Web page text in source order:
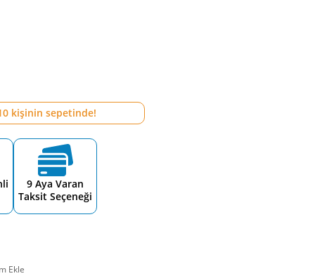
kişinin sepetinde!
9 Aya Varan
Taksit Seçeneği
Ekle